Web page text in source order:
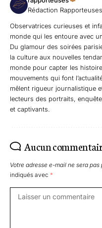
Rédaction Rapporteuses
Observatrices curieuses et
monde qui les entoure avec
Du glamour des soirées
la culture aux nouvelles
monde pour capter les
mouvements qui font
mêlent rigueur journalistique
lecteurs des portraits,
et captivants.
Aucun
Votre adresse e-mail ne sera pas
indiqués avec *